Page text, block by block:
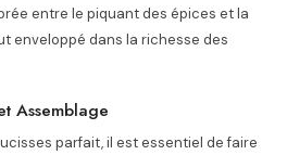
entre le piquant des épices et la
enveloppé dans la richesse des
Assemblage
parfait, il est essentiel de faire